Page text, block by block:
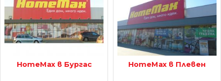
HomeMax в Бургас HomeMax в Плевен